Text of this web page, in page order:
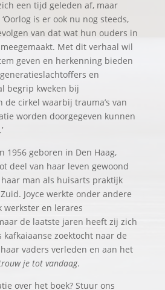
een tijd geleden af, maar
is er ook nu nog steeds,
van dat wat hun ouders in
Met dit verhaal wil
geven en herkenning bieden
en
begrip kweken bij
de cirkel waarbij trauma’s van
worden doorgegeven kunnen
1956 geboren in Den Haag,
deel van haar leven gewoond
man als huisarts praktijk
Joyce werkte onder andere
werkster en lerares
de laatste jaren heeft zij zich
kafkaiaanse zoektocht naar de
vaders verleden en aan het
je tot vandaag.
over het boek? Stuur ons